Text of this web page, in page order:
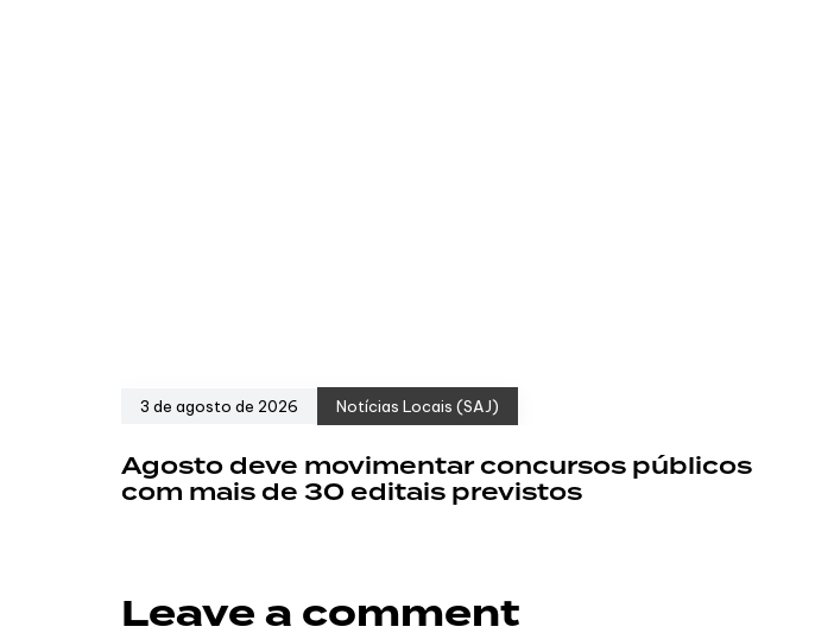
3 de agosto de 2026 Notícias Locais (SAJ)
Agosto deve movimentar concursos públicos
com mais de 30 editais previstos
Leave a comment